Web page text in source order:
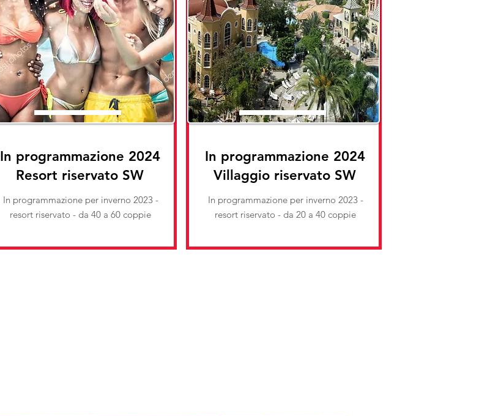
In programmazione 2024
Resort riservato SW
In programmazione per inverno 2023 -
resort riservato - da 40 a 60 coppie
In programmazione 2024
Villaggio riservato SW
In programmazione per inverno 2023 -
resort riservato - da 20 a 40 coppie